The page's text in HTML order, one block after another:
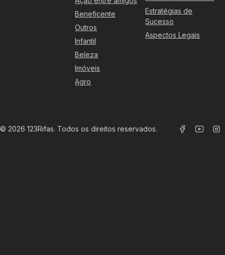
Beneficente
Outros
Infantil
Beleza
Imóveis
Agro
Estratégias de
Sucesso
Aspectos Legais
© 2026 123Rifas. Todos os direitos reservados.